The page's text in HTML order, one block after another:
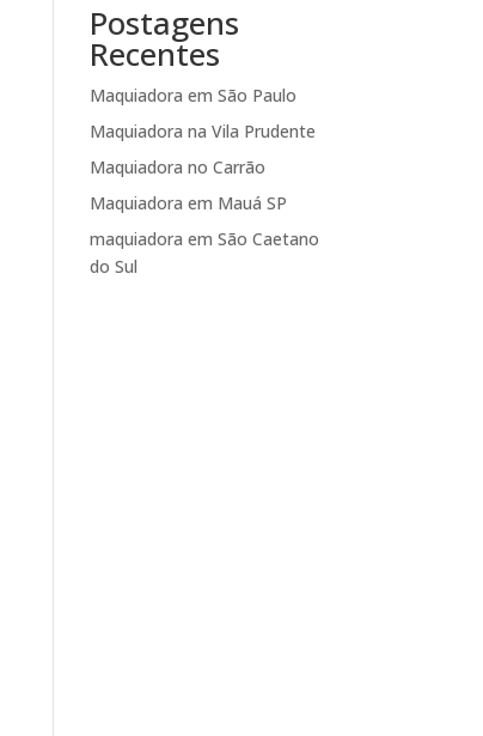
Postagens
Recentes
Maquiadora em São Paulo
Maquiadora na Vila Prudente
Maquiadora no Carrão
Maquiadora em Mauá SP
maquiadora em São Caetano
do Sul